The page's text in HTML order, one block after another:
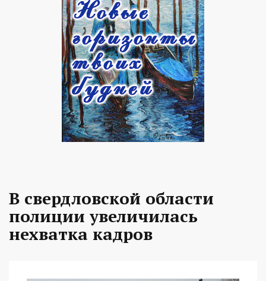
В свердловской области
полиции увеличилась
нехватка кадров